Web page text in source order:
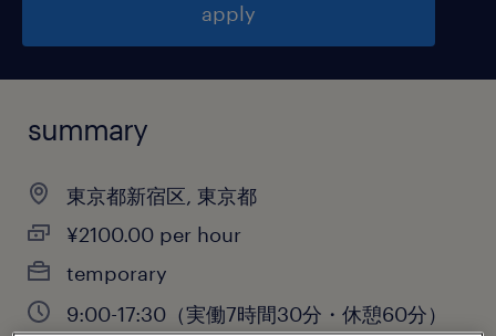
apply
summary
東京都新宿区, 東京都
¥2100.00 per hour
temporary
9:00-17:30（実働7時間30分・休憩60分）